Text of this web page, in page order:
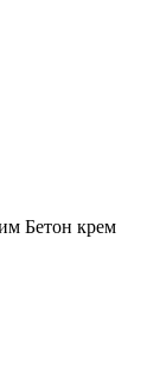
Бетон крем